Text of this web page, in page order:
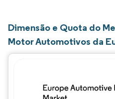
Dimensão e Quota do
Motor Automotivos da